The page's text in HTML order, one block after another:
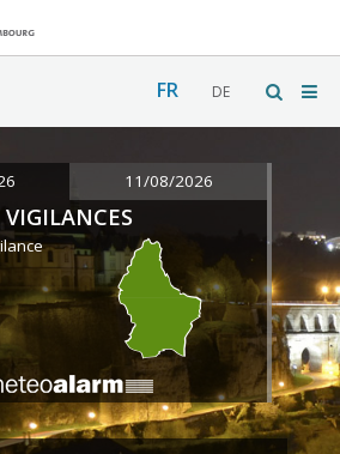
FR DE
11/08/2026
VIGILANCES